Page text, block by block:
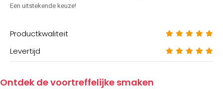
Een uitstekende keuze!
Productkwaliteit
Levertijd
Ontdek de voortreffelijke smaken